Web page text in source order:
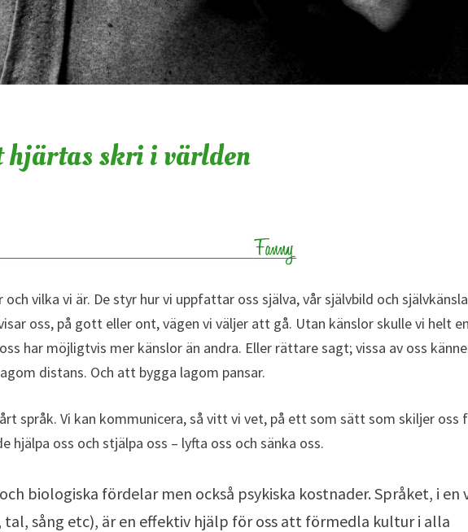
hjärtas skri i världen
vilka vi är. De styr hur vi uppfattar oss själva, vår självbild och
oss, på gott eller ont, vägen vi väljer att gå. Utan känslor skulle vi helt
har möjligtvis mer känslor än andra. Eller rättare sagt; vissa av oss
distans. Och att bygga lagom pansar.
språk. Vi kan kommunicera, så vitt vi vet, på ett som sätt som skiljer oss
hjälpa oss och stjälpa oss – lyfta oss och sänka oss.
biologiska fördelar men också psykiska kostnader. Språket, i en
sång etc), är en effektiv hjälp för oss att förmedla kultur i alla